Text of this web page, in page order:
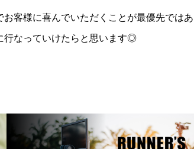
客様に喜んでいただくことが最優先では
行なっていけたらと思います◎